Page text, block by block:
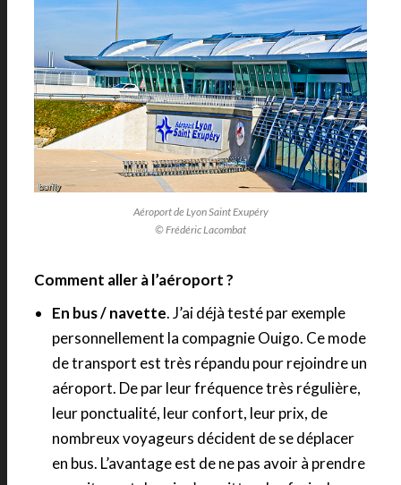
Aéroport de Lyon Saint Exupéry
© Frédéric Lacombat
Comment aller à l’aéroport ?
En bus / navette. J’ai déjà testé par exemple
personnellement la compagnie Ouigo. Ce mode
de transport est très répandu pour rejoindre un
aéroport. De par leur fréquence très régulière,
leur ponctualité, leur confort, leur prix, de
nombreux voyageurs décident de se déplacer
en bus. L’avantage est de ne pas avoir à prendre